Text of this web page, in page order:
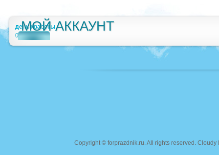
МОЙ АККАУНТ
день красоты
0
Copyright © forprazdnik.ru. All rights reserved.